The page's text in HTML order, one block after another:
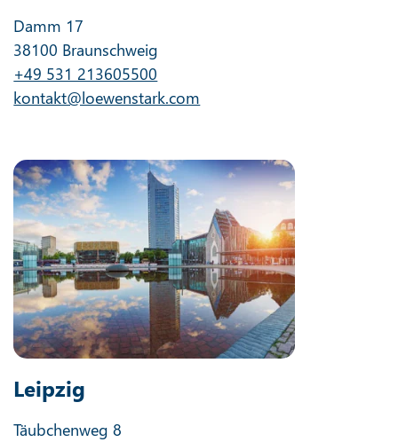
Damm 17
38100 Braunschweig
+49 531 213605500
kontakt@loewenstark.com
Leipzig
Täubchenweg 8